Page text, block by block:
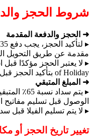
شروط الحجز
➜ الحجز والدفعة المقدمة
مقدمة عن طريق التحويل
of Holiday بتأكيد الحجز قبل إتمام الدفع.
➜ المبلغ المتبقي
▸ يتم سداد
الوصول قبل تسليم مفاتيح
▸ لا يتم تسليم الفيلا قبل
تغيير تاريخ الحجز أو